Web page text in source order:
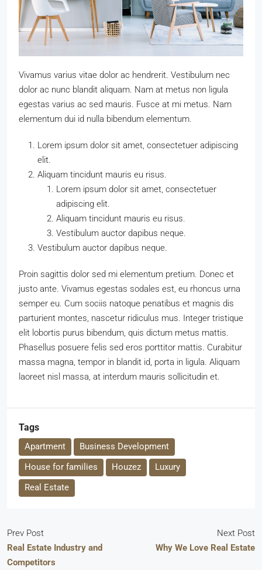
Vivamus varius vitae dolor ac hendrerit. Vestibulum nec
dolor ac nunc blandit aliquam. Nam at metus non ligula
egestas varius ac sed mauris. Fusce at mi metus. Nam
elementum dui id nulla bibendum elementum.
Lorem ipsum dolor sit amet, consectetuer adipiscing
elit.
Aliquam tincidunt mauris eu risus.
Lorem ipsum dolor sit amet, consectetuer
adipiscing elit.
Aliquam tincidunt mauris eu risus.
Vestibulum auctor dapibus neque.
Vestibulum auctor dapibus neque.
Proin sagittis dolor sed mi elementum pretium. Donec et
justo ante. Vivamus egestas sodales est, eu rhoncus urna
semper eu. Cum sociis natoque penatibus et magnis dis
parturient montes, nascetur ridiculus mus. Integer tristique
elit lobortis purus bibendum, quis dictum metus mattis.
Phasellus posuere felis sed eros porttitor mattis. Curabitur
massa magna, tempor in blandit id, porta in ligula. Aliquam
laoreet nisl massa, at interdum mauris sollicitudin et.
Tags
Apartment
Business Development
House for families
Houzez
Luxury
Real Estate
Prev Post
Real Estate Industry and
Competitors
Next Post
Why We Love Real Estate